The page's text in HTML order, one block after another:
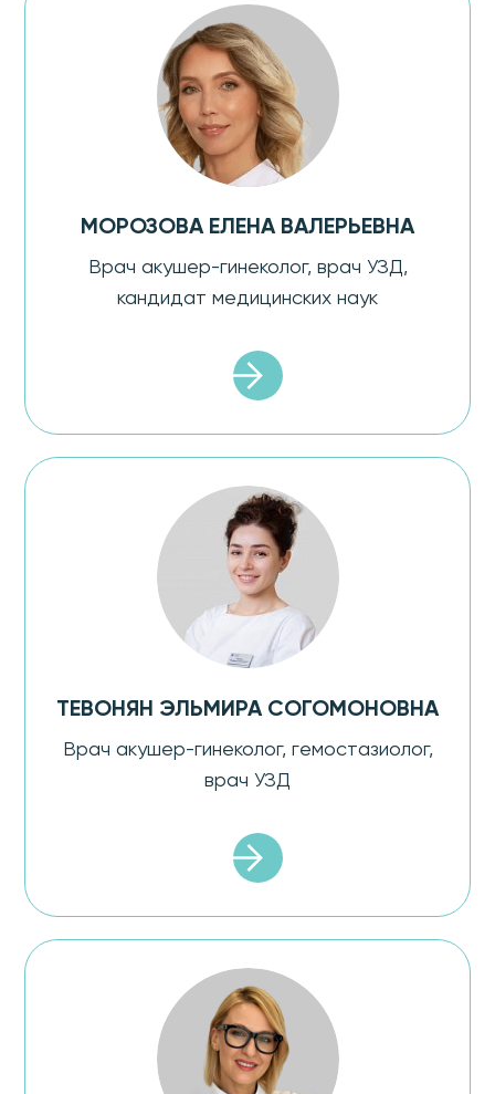
МОРОЗОВА ЕЛЕНА ВАЛЕРЬЕВНА
Врач акушер-гинеколог, врач УЗД,
кандидат медицинских наук
ТЕВОНЯН ЭЛЬМИРА СОГОМОНОВНА
Врач акушер-гинеколог, гемостазиолог,
врач УЗД